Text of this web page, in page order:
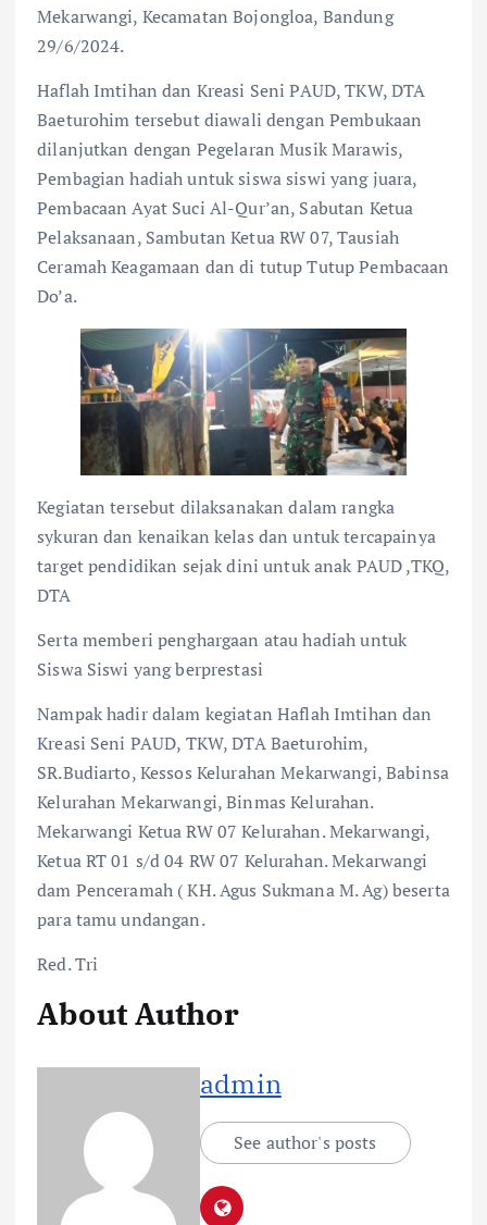
Mekarwangi, Kecamatan Bojongloa, Bandung
29/6/2024.
Haflah Imtihan dan Kreasi Seni PAUD, TKW, DTA
Baeturohim tersebut diawali dengan Pembukaan
dilanjutkan dengan Pegelaran Musik Marawis,
Pembagian hadiah untuk siswa siswi yang juara,
Pembacaan Ayat Suci Al-Qur’an, Sabutan Ketua
Pelaksanaan, Sambutan Ketua RW 07, Tausiah
Ceramah Keagamaan dan di tutup Tutup Pembacaan
Do’a.
Kegiatan tersebut dilaksanakan dalam rangka
sykuran dan kenaikan kelas dan untuk tercapainya
target pendidikan sejak dini untuk anak PAUD ,TKQ,
DTA
Serta memberi penghargaan atau hadiah untuk
Siswa Siswi yang berprestasi
Nampak hadir dalam kegiatan Haflah Imtihan dan
Kreasi Seni PAUD, TKW, DTA Baeturohim,
SR.Budiarto, Kessos Kelurahan Mekarwangi, Babinsa
Kelurahan Mekarwangi, Binmas Kelurahan.
Mekarwangi Ketua RW 07 Kelurahan. Mekarwangi,
Ketua RT 01 s/d 04 RW 07 Kelurahan. Mekarwangi
dam Penceramah ( KH. Agus Sukmana M. Ag) beserta
para tamu undangan.
Red. Tri
About Author
admin
See author's posts